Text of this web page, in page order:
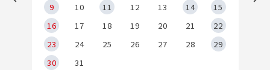
9
10 11 12 13 14
15
16
17 18 19 20 21
22
23
24 25 26 27 28
29
30
31